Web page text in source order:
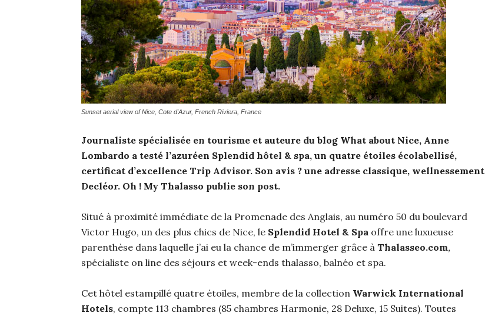
Sunset aerial view of Nice, Cote d'Azur, French Riviera, France
Journaliste spécialisée en tourisme et auteure du blog What about Nice, Anne
Lombardo a testé l’azuréen Splendid hôtel & spa, un quatre étoiles écolabellisé,
certificat d’excellence Trip Advisor. Son avis ? une adresse classique, wellnessement
Decléor. Oh ! My Thalasso publie son post.
Situé à proximité immédiate de la Promenade des Anglais, au numéro 50 du boulevard
Victor Hugo, un des plus chics de Nice, le Splendid Hotel & Spa offre une luxueuse
parenthèse dans laquelle j’ai eu la chance de m’immerger grâce à Thalasseo.com,
spécialiste on line des séjours et week-ends thalasso, balnéo et spa.
Cet hôtel estampillé quatre étoiles, membre de la collection Warwick International
Hotels, compte 113 chambres (85 chambres Harmonie, 28 Deluxe, 15 Suites). Toutes